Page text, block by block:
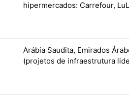
hipermercados: Carrefour,
Arábia Saudita, Emirados
(projetos de infraestrutura